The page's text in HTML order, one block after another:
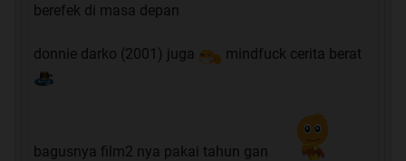
berefek di masa depan
donnie darko (2001) juga mindfuck cerita berat
bagusnya film2 nya pakai tahun gan